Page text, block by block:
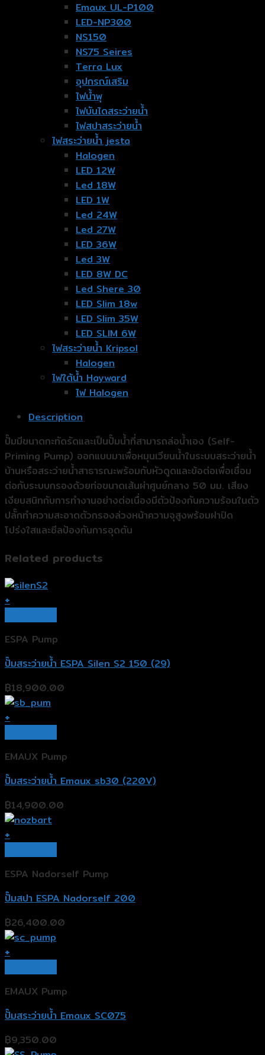
Emaux UL-P100
LED-NP300
NS150
NS75 Seires
Terra Lux
อุปกรณ์เสริม
ไฟน้ำพุ
ไฟบันไดสระว่ายน้ำ
ไฟสปาสระว่ายน้ำ
ไฟสระว่ายน้ำ jesta
Halogen
LED 12W
Led 18W
LED 1W
Led 24W
Led 27W
LED 36W
Led 3W
LED 8W DC
Led Shere 30
LED Slim 18w
LED Slim 35W
LED SLIM 6W
ไฟสระว่ายน้ำ Kripsol
Halogen
ไฟใต้น้ำ Hayward
ไฟ Halogen
Description
ปั๊มมีขนาดกะทัดรัดและเป็นปั๊มน้ำที่สามารถล่อน้ำเอง (Self-
Priming Pump) ออกแบบมาเพื่อหมุนเวียนน้ำในระบบสระว่ายน้ำ
บ้านหรือสระว่ายน้ำสาธารณะพร้อมกับหัวดูดและข้อต่อเพื่อเชื่อม
ต่อกับระบบกรองด้วยท่อขนาดเส้นผ่าศูนย์กลาง 50 มม. เสียง
เงียบสนิทกับการทำงานอย่างต่อเนื่องมีตัวป้องกันความร้อนในตัว
ปลั๊กทำความสะอาดตัวกรองล่วงหน้าความจุสูงพร้อมฝาปิด
โปร่งใสและซีลป้องกันการอุดตัน
Related products
+
ESPA Pump
ปั๊มสระว่ายน้ำ ESPA Silen S2 150 (29)
฿18,900.00
+
EMAUX Pump
ปั๊มสระว่ายน้ำ Emaux sb30 (220V)
฿14,900.00
+
ESPA Nadorself Pump
ปั๊มสปา ESPA Nadorself 200
฿26,400.00
+
EMAUX Pump
ปั๊มสระว่ายน้ำ Emaux SC075
฿9,350.00